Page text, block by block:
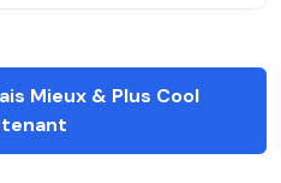
Mieux & Plus Cool